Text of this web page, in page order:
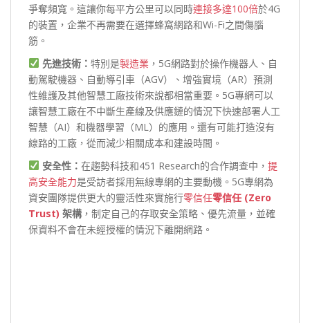
爭奪頻寬。這讓你每平方公里可以同時連接多達100倍於4G
的裝置，企業不再需要在選擇蜂窩網路和Wi-Fi之間傷腦
筋。
先進技術： 特別是製造業，5G網路對於操作機器人、自
動駕駛機器、自動導引車（AGV）、增強實境（AR）預測
性維護及其他智慧工廠技術來說都相當重要。5G專網可以
讓智慧工廠在不中斷生產線及供應鏈的情況下快速部署人工
智慧（AI）和機器學習（ML）的應用。還有可能打造沒有
線路的工廠，從而減少相關成本和建設時間。
安全性： 在趨勢科技和451 Research的合作調查中， 提
高安全能力是受訪者採用無線專網的主要動機。5G專網為
資安團隊提供更大的靈活性來實施行零信任零信任 (Zero
Trust) 架構 ，制定自己的存取安全策略、優先流量，並確
保資料不會在未經授權的情況下離開網路。